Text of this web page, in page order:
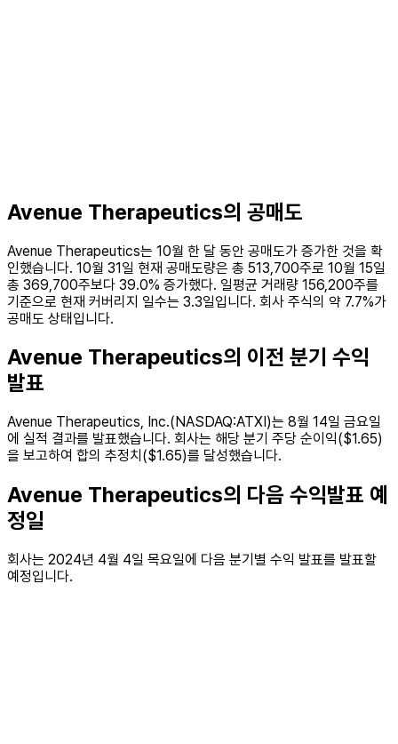
Avenue Therapeutics의 공매도
Avenue Therapeutics는 10월 한 달 동안 공매도가 증가한 것을 확
인했습니다. 10월 31일 현재 공매도량은 총 513,700주로 10월 15일
총 369,700주보다 39.0% 증가했다. 일평균 거래량 156,200주를
기준으로 현재 커버리지 일수는 3.3일입니다. 회사 주식의 약 7.7%가
공매도 상태입니다.
Avenue Therapeutics의 이전 분기 수익
발표
Avenue Therapeutics, Inc.(NASDAQ:ATXI)는 8월 14일 금요일
에 실적 결과를 발표했습니다. 회사는 해당 분기 주당 순이익($1.65)
을 보고하여 합의 추정치($1.65)를 달성했습니다.
Avenue Therapeutics의 다음 수익발표 예
정일
회사는 2024년 4월 4일 목요일에 다음 분기별 수익 발표를 발표할
예정입니다.